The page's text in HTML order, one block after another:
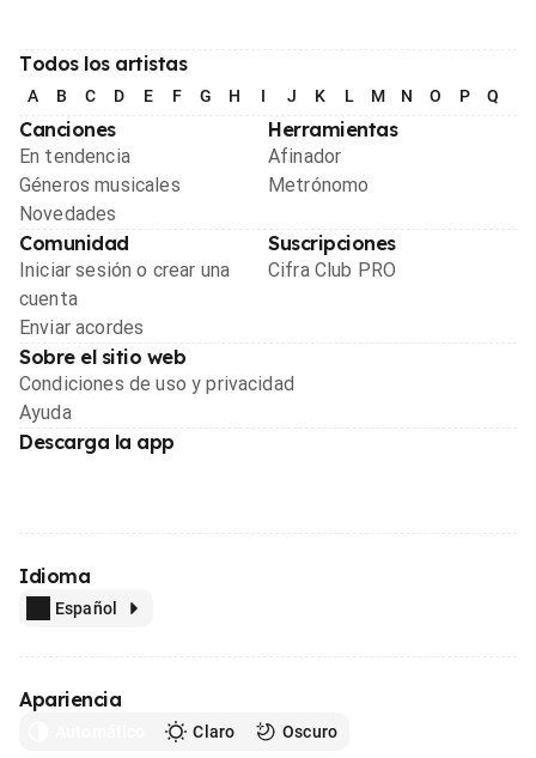
Todos los artistas
A B C D E F G H I J K L M N O P Q
Canciones
En tendencia
Géneros musicales
Novedades
Herramientas
Afinador
Metrónomo
Comunidad
Iniciar sesión o crear una
cuenta
Enviar acordes
Suscripciones
Cifra Club PRO
Sobre el sitio web
Condiciones de uso y privacidad
Ayuda
Descarga la app
Idioma
Español
Apariencia
Claro Oscuro